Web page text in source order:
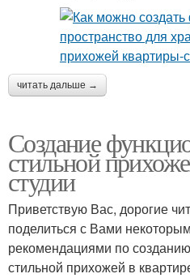
читать дальше →
Создание
стильной
студии
Приветствую Вас, дорогие
поделиться с Вами
рекомендациями по
стильной прихожей в